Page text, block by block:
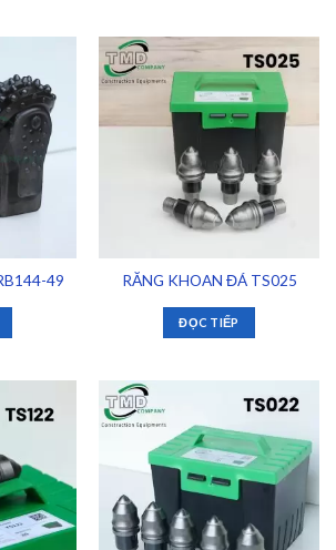
49 RĂNG KHOAN ĐÁ TS025
ĐỌC TIẾP